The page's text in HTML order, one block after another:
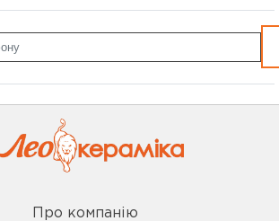
Про компанію